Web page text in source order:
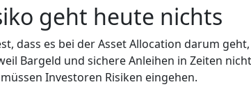
geht heute nichts
dass es bei der Asset Allocation darum
Bargeld und sichere Anleihen in Zeiten
Investoren Risiken eingehen.